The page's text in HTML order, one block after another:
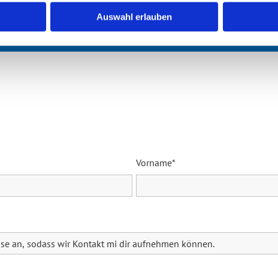
Auswahl erlauben
w/d) Schelklingen
Vorname*